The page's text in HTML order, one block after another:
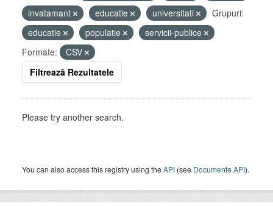
invatamant
educatie universitati
Grupuri:
educatie
populatie
servicii-publice
Formate:
CSV
Filtrează Rezultatele
Please try another search.
You can also access this registry using theAPI (see Documente API).